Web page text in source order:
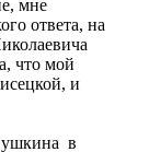
мне
ответа, на
что мой
и
в